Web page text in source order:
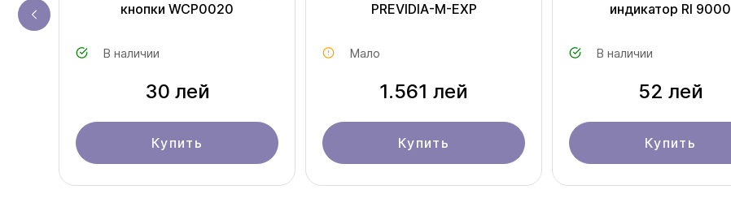
кнопки WCP0020
В наличии
30 лей
Купить
PREVIDIA-M-EXP
Мало
1.561 лей
Купить
индикатор RI 9000
В наличии
52 лей
Купить